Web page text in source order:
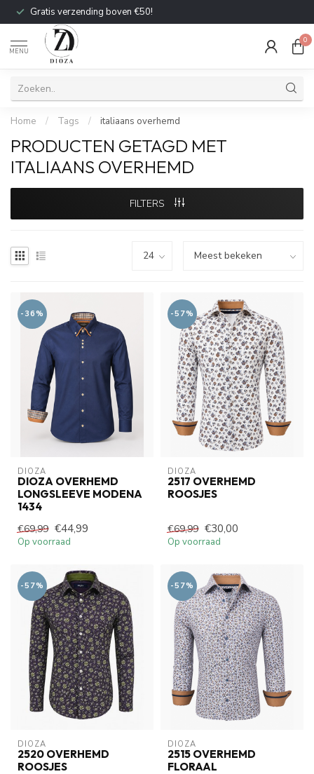
Gratis verzending boven €50!
MENU
0
Home / Tags / italiaans overhemd
PRODUCTEN GETAGD MET
ITALIAANS OVERHEMD
FILTERS
-36%
DIOZA
DIOZA OVERHEMD
LONGSLEEVE MODENA
1434
€69,99 €44,99
Op voorraad
-57%
DIOZA
2517 OVERHEMD
ROOSJES
€69,99 €30,00
Op voorraad
-57%
DIOZA
2520 OVERHEMD
ROOSJES
-57%
DIOZA
2515 OVERHEMD
FLORAAL